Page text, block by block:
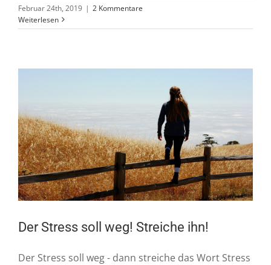
Februar 24th, 2019 | 2 Kommentare
Weiterlesen
Der Stress soll weg! Streiche ihn!
Der Stress soll weg - dann streiche das Wort Stress